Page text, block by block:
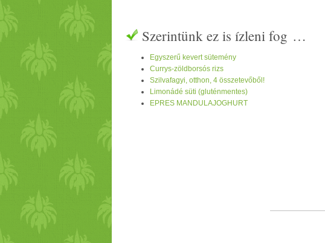
Szerintünk ez is ízleni fog …
Egyszerű kevert sütemény
Currys-zöldborsós rizs
Szilvafagyi, otthon, 4 összetevőből!
Limonádé süti (gluténmentes)
EPRES MANDULAJOGHURT